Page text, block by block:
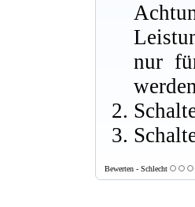
nur
Bewerten - Schlecht